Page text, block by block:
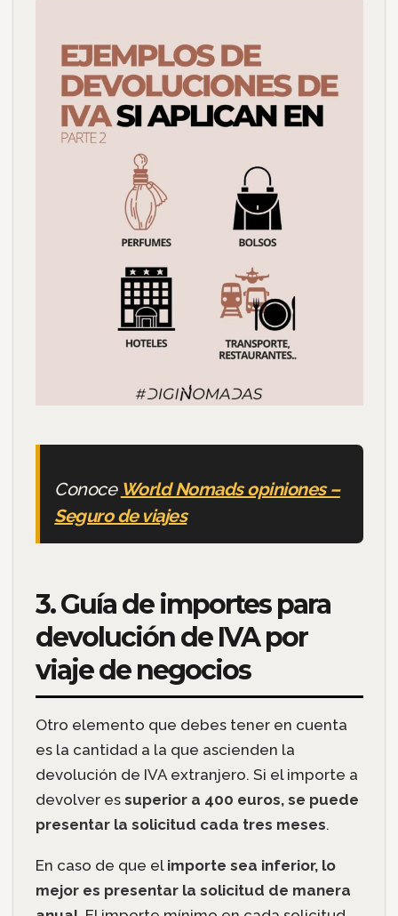
Conoce World Nomads opiniones –
Seguro de viajes
3. Guía de importes para
devolución de IVA por
viaje de negocios
Otro elemento que debes tener en cuenta
es la cantidad a la que ascienden la
devolución de IVA extranjero. Si el importe a
devolver es superior a 400 euros, se puede
presentar la solicitud cada tres meses.
En caso de que el importe sea inferior, lo
mejor es presentar la solicitud de manera